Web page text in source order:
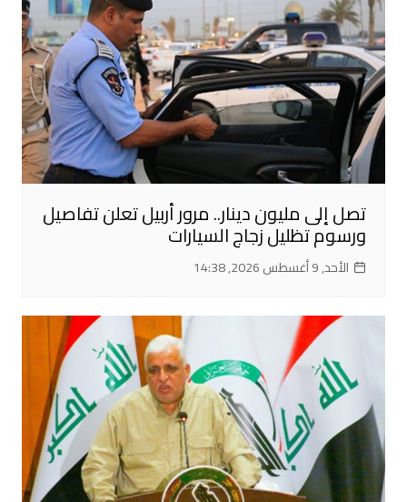
تصل إلى مليون دينار.. مرور أربيل تعلن تفاصيل
ورسوم تظليل زجاج السيارات
الأحد, 9 أغسطس 2026, 14:38